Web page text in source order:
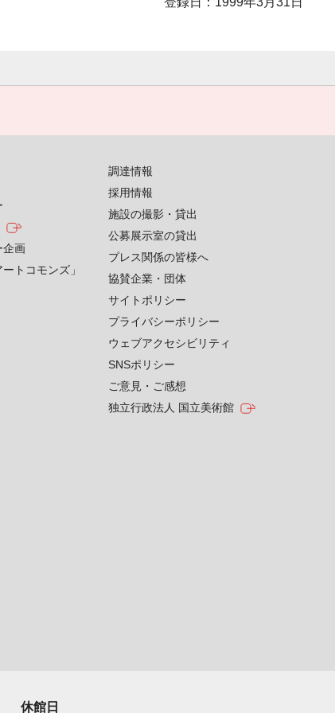
企画
トコモンズ」
調達情報
採用情報
施設の撮影・貸出
公募展示室の貸出
プレス関係の皆様へ
協賛企業・団体
サイトポリシー
プライバシーポリシー
ウェブアクセシビリティ
SNSポリシー
ご意見・ご感想
独立行政法人 国立美術館
休館日